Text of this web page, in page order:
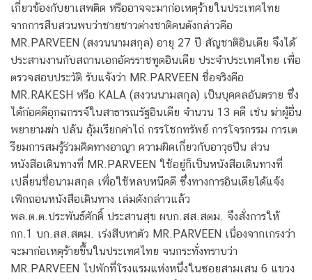
เกี่ยวข้องกับยาเสพติด หรืออาจจะมาก่อเหตุร้ายในประเทศไทย
จากการสืบสวนพบว่าชายชาวต่างชาติคนดังกล่าวคือ
MR.PARVEEN (สงวนนามสกุล) อายุ 27 ปี สัญชาติอินเดีย จึงได้
ประสานงานกับสถานเอกอัครราชทูตอินเดีย ประจําประเทศไทย เพื่อ
ตรวจสอบประวัติ รับแจ้งว่า MR.PARVEEN ชื่อจริงคือ
MR.RAKESH หรือ KALA (สงวนนามสกุล) เป็นบุคคลอันตราย ซึ่ง
ได้ก่อคดีอุกฉกรรจ์ในสาธารณรัฐอินเดีย จํานวน 13 คดี เช่น ฆ่าผู้อื่น
พยายามฆ่า ปล้น อุ้มเรียกค่าไถ่ กรรโชกทรัพย์ การโจรกรรม การเต
รียมการสมรู้ร่วมคิดทางอาญา ความผิดเกี่ยวกับอาวุธปืน ส่วน
หนังสือเดินทางที่ MR.PARVEEN ใช้อยู่ก็เป็นหนังสือเดินทางที่
เปลี่ยนชื่อนามสกุล เพื่อใช้หลบหนีคดี ซึ่งทางการอินเดียได้แจ้ง
เพิกถอนหนังสือเดินทาง เล่มดังกล่าวแล้ว
พล.ต.ต.ประพันธ์ศักดิ์ ประสานสุข ผบก.สส.สตม. จึงสั่งการให้
กก.1 บก.สส.สตม. เร่งสืบหาตัว MR.PARVEEN เนื่องจากเกรงว่า
จะมาก่อเหตุร้ายขึ้นในประเทศไทย จนกระทั่งทราบว่า
MR.PARVEEN ไปพักที่โรงแรมแห่งหนึ่งในซอยสามเสน 6 แขวง